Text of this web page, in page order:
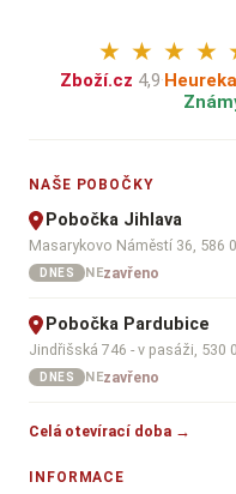
★ ★ ★ ★
Zboží.cz 4,9·Heureka
NAŠE POBOČKY
Pobočka Jihlava
Masarykovo Náměstí 36, 586
DNES NEzavřeno
Pobočka Pardubice
Jindřišská 746 - v pasáži, 530
DNES NEzavřeno
Celá otevírací doba →
INFORMACE